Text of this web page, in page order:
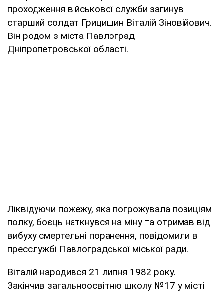
проходження військової служби загинув
старший солдат Грицишин Віталій Зіновійович.
Він родом з міста Павлоград
Дніпропетровської області.
Ліквідуючи пожежу, яка погрожувала позиціям
полку, боєць наткнувся на міну та отримав від
вибуху смертельні поранення, повідомили в
пресслужбі Павлоградської міської ради.
Віталій народився 21 липня 1982 року.
Закінчив загальноосвітню школу №17 у місті